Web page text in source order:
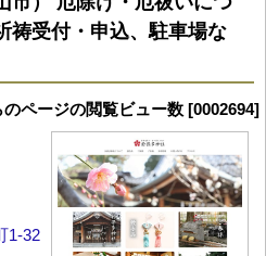
祷受付・申込、駐車場な
のページの閲覧ビュー数 [0002694]
1-32